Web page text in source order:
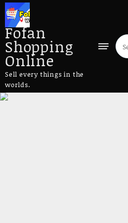
Fofan
Shopping
Online
Sell every things in the
worlds.